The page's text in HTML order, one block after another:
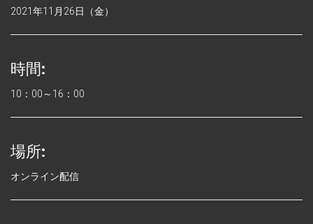
2021年11月26日（金）
時間:
10：00～16：00
場所:
オンライン配信